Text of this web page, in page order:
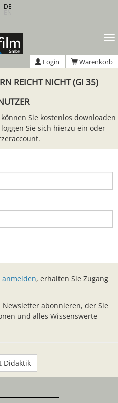
DE
Login Warenkorb
REICHT NICHT (GI 35)
Sie kostenlos downloaden
Sie sich hierzu ein oder
anmelden, erhalten Sie Zugang
abonnieren, der Sie
und alles Wissenswerte
Didaktik